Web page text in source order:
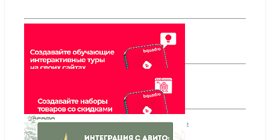
избранное на сайте) Pro
Онбординг пользователя: как сделать
интерактивные подсказки на сайте